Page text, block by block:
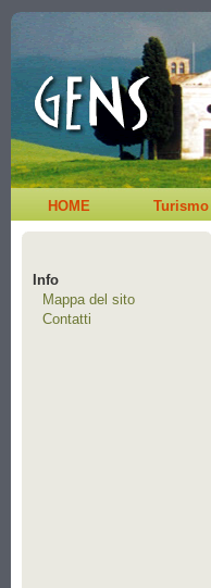
HOME Turismo
Info
Mappa del sito
Contatti